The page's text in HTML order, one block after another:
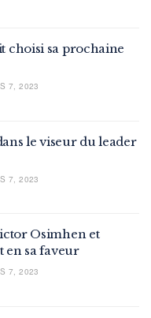
choisi sa prochaine
7, 2023
le viseur du leader
7, 2023
Osimhen et
en sa faveur
7, 2023